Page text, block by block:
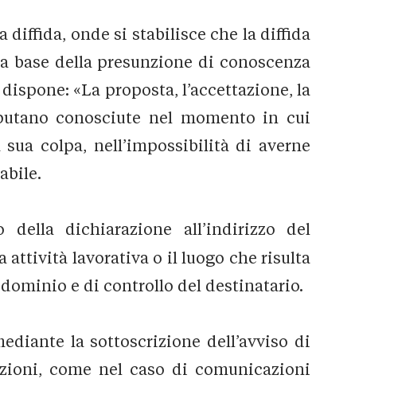
diffida, onde si stabilisce che la diffida
della presunzione di conoscenza
«La proposta, l’accettazione, la
conosciute nel momento in cui
colpa, nell’impossibilità di averne
della dichiarazione all’indirizzo del
attività lavorativa o il luogo che risulta
e di controllo del destinatario.
la sottoscrizione dell’avviso di
come nel caso di comunicazioni